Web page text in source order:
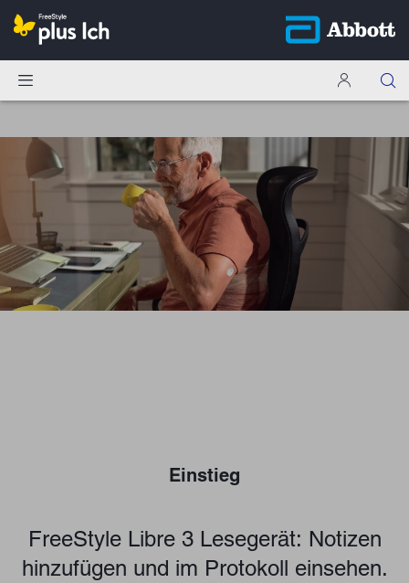
Einstieg
FreeStyle Libre 3 Lesegerät: Notizen
hinzufügen und im Protokoll einsehen.